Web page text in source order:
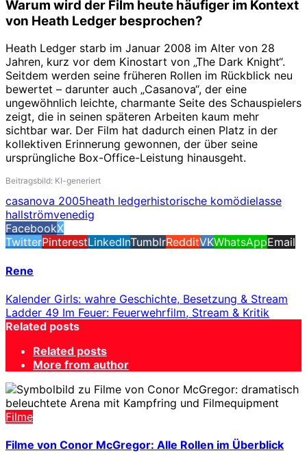
Warum wird der Film heute häufiger im Kontext
von Heath Ledger besprochen?
Heath Ledger starb im Januar 2008 im Alter von 28
Jahren, kurz vor dem Kinostart von „The Dark Knight“.
Seitdem werden seine früheren Rollen im Rückblick neu
bewertet – darunter auch „Casanova“, der eine
ungewöhnlich leichte, charmante Seite des Schauspielers
zeigt, die in seinen späteren Arbeiten kaum mehr
sichtbar war. Der Film hat dadurch einen Platz in der
kollektiven Erinnerung gewonnen, der über seine
ursprüngliche Box-Office-Leistung hinausgeht.
Beitragsbild: KI-generiert
casanova 2005heath ledgerhistorische komödielasse
hallströmvenedig
FacebookX
TwitterPinterestLinkedInTumblrRedditVKWhatsAppEmail
Rene
Kalender Girls: wahre Geschichte, Besetzung & Stream
Ladder 49 Im Feuer: Feuerwehrfilm, Stream & Kritik
Related posts
Related posts
More from author
Filme
Filme von Conor McGregor: Alle Rollen im Überblick